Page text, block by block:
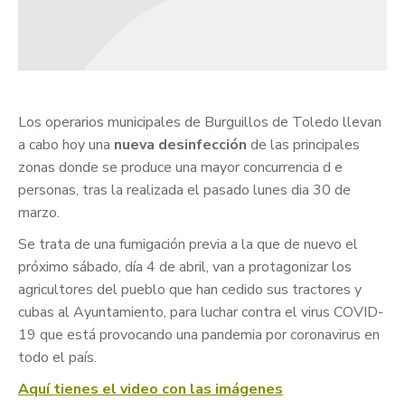
Los operarios municipales de Burguillos de Toledo llevan
a cabo hoy una nueva desinfección de las principales
zonas donde se produce una mayor concurrencia d e
personas, tras la realizada el pasado lunes dia 30 de
marzo.
Se trata de una fumigación previa a la que de nuevo el
próximo sábado, día 4 de abril, van a protagonizar los
agricultores del pueblo que han cedido sus tractores y
cubas al Ayuntamiento, para luchar contra el virus COVID-
19 que está provocando una pandemia por coronavirus en
todo el país.
Aquí tienes el video con las imágenes